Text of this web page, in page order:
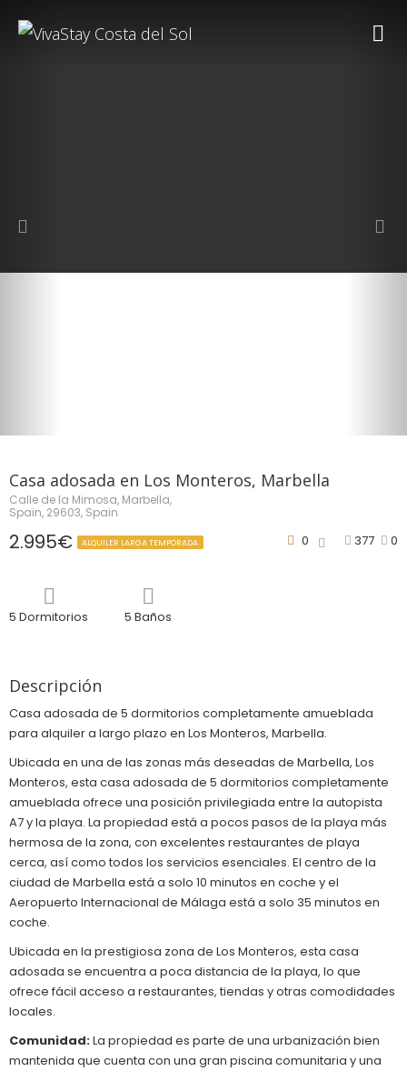
Casa adosada en Los Monteros, Marbella
Calle de la Mimosa, Marbella,
Spain, 29603, Spain
2.995€ ALQUILER LARGA TEMPORADA 377 0
0
5 Dormitorios 5 Baños
Descripción
Casa adosada de 5 dormitorios completamente amueblada
para alquiler a largo plazo en Los Monteros, Marbella.
Ubicada en una de las zonas más deseadas de Marbella, Los
Monteros, esta casa adosada de 5 dormitorios completamente
amueblada ofrece una posición privilegiada entre la autopista
A7 y la playa. La propiedad está a pocos pasos de la playa más
hermosa de la zona, con excelentes restaurantes de playa
cerca, así como todos los servicios esenciales. El centro de la
ciudad de Marbella está a solo 10 minutos en coche y el
Aeropuerto Internacional de Málaga está a solo 35 minutos en
coche.
Ubicada en la prestigiosa zona de Los Monteros, esta casa
adosada se encuentra a poca distancia de la playa, lo que
ofrece fácil acceso a restaurantes, tiendas y otras comodidades
locales.
Comunidad:La propiedad es parte de una urbanización bien
mantenida que cuenta con una gran piscina comunitaria y una